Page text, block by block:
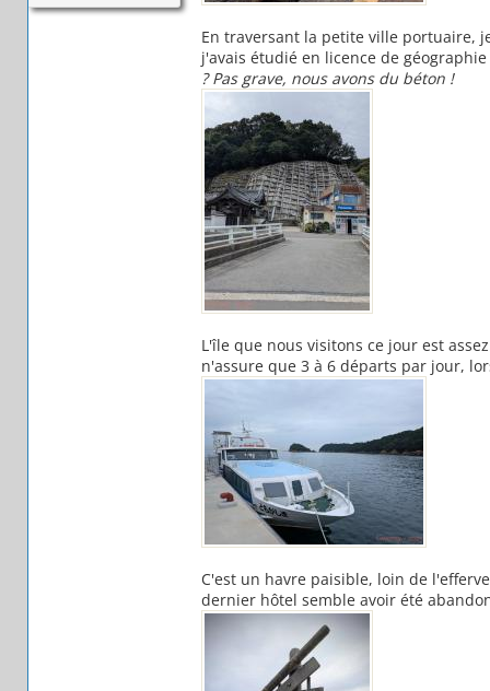
En traversant la petite ville portuaire,
j'avais étudié en licence de
? Pas grave, nous avons du béton !
L'île que nous visitons ce jour est
n'assure que 3 à 6 départs par jour,
C'est un havre paisible, loin de
dernier hôtel semble avoir été